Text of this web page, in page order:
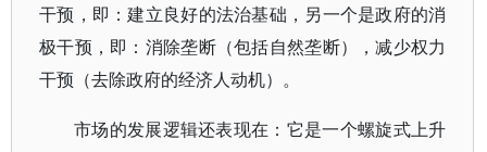
干预，即：建立良好的法治基础，另一个是政府的消
极干预，即：消除垄断（包括自然垄断），减少权力
干预（去除政府的经济人动机）。
市场的发展逻辑还表现在：它是一个螺旋式上升